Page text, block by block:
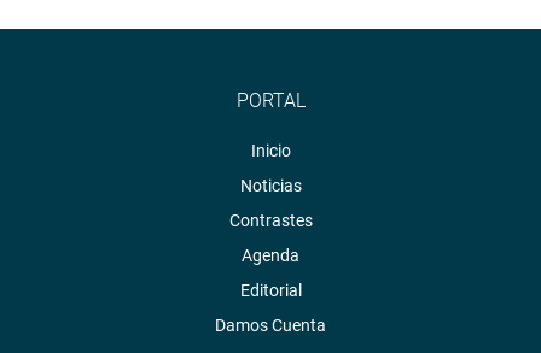
PORTAL
Inicio
Noticias
Contrastes
Agenda
Editorial
Damos Cuenta